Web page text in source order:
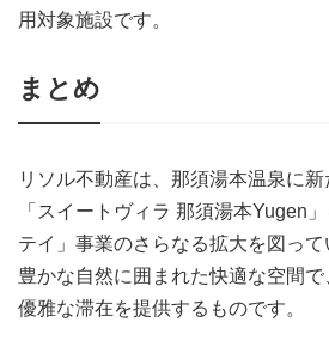
用対象施設です。
まとめ
リソル不動産は、那須湯本温泉に
「スイートヴィラ 那須湯本Yugen
テイ」事業のさらなる拡大を図って
豊かな自然に囲まれた快適な空間で
優雅な滞在を提供するものです。